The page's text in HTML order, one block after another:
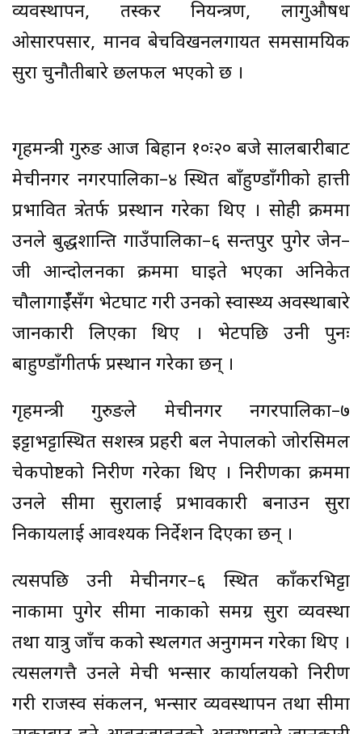
व्यवस्थापन, तस्कर नियन्त्रण, लागुऔषध
ओसारपसार, मानव बेचविखनलगायत समसामयिक
सुरक्षा चुनौतीबारे छलफल भएको छ ।
गृहमन्त्री गुरुङ आज बिहान १०ः२० बजे सालबारीबाट
मेचीनगर नगरपालिका–४ स्थित बाँहुण्डाँगीको हात्ती
प्रभावित क्षेत्रतर्फ प्रस्थान गरेका थिए । सोही क्रममा
उनले बुद्धशान्ति गाउँपालिका–६ सन्तपुर पुगेर जेन–
जी आन्दोलनका क्रममा घाइते भएका अनिकेत
चौलागाईँसँग भेटघाट गरी उनको स्वास्थ्य अवस्थाबारे
जानकारी लिएका थिए । भेटपछि उनी पुनः
बाहुण्डाँगीतर्फ प्रस्थान गरेका छन् ।
गृहमन्त्री गुरुङले मेचीनगर नगरपालिका–७
इट्टाभट्टास्थित सशस्त्र प्रहरी बल नेपालको जोरसिमल
चेकपोष्टको निरीक्षण गरेका थिए । निरीक्षणका क्रममा
उनले सीमा सुरक्षालाई प्रभावकारी बनाउन सुरक्षा
निकायलाई आवश्यक निर्देशन दिएका छन् ।
त्यसपछि उनी मेचीनगर–६ स्थित काँकरभिट्टा
नाकामा पुगेर सीमा नाकाको समग्र सुरक्षा व्यवस्था
तथा यात्रु जाँच कक्षको स्थलगत अनुगमन गरेका थिए ।
त्यसलगत्तै उनले मेची भन्सार कार्यालयको निरीक्षण
गरी राजस्व संकलन, भन्सार व्यवस्थापन तथा सीमा